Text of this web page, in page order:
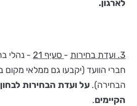
לארגון.
3. ועדת בחירות - סעיף 21
- נהלי
חברי הוועד (יקבעו גם ממלאי
הבחירה). על ועדת הבחירות
הקיימים.